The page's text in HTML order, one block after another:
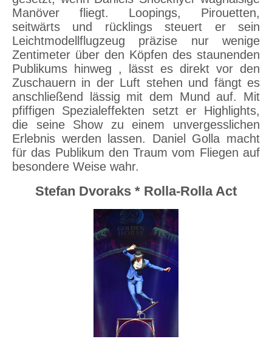
Manöver fliegt. Loopings, Pirouetten,
seitwärts und rücklings steuert er sein
Leichtmodellflugzeug präzise nur wenige
Zentimeter über den Köpfen des staunenden
Publikums hinweg , lässt es direkt vor den
Zuschauern in der Luft stehen und fängt es
anschließend lässig mit dem Mund auf. Mit
pfiffigen Spezialeffekten setzt er Highlights,
die seine Show zu einem unvergesslichen
Erlebnis werden lassen. Daniel Golla macht
für das Publikum den Traum vom Fliegen auf
besondere Weise wahr.
Stefan Dvoraks * Rolla-Rolla Act